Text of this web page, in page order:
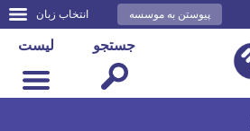
انتخاب زبان پیوستن به موسسه
لیست جستجو